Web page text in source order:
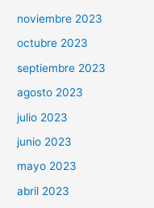
noviembre 2023
octubre 2023
septiembre 2023
agosto 2023
julio 2023
junio 2023
mayo 2023
abril 2023